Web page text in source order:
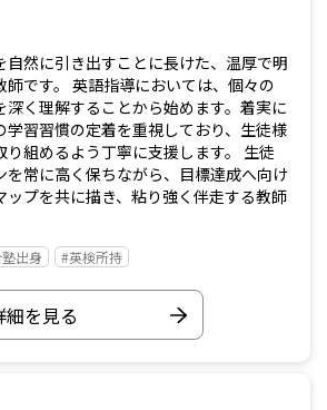
自然に引き出すことに長けた、温厚で明
師です。 英語指導においては、個々の
深く理解することから始めます。着実に
学習習慣の定着を重視しており、生徒様
組めるよう丁寧に支援します。 生徒
を常に高く保ちながら、目標達成へ向け
ップを共に描き、粘り強く伴走する教師
出身 #英検所持
細を見る